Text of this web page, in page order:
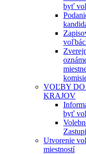
byť
VOĽBY
KRAJOV
byť
Utvorenie
miestností